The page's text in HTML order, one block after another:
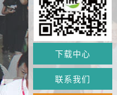
下载中心
联系我们